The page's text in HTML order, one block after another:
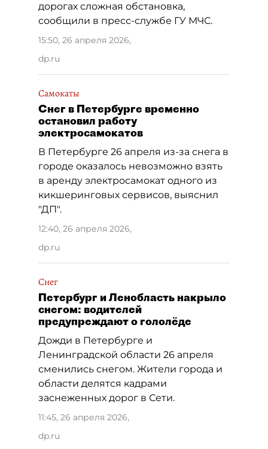
дорогах сложная обстановка,
сообщили в пресс-службе ГУ МЧС.
15:50, 26 апреля 2026,
dp.ru
Самокаты
Снег в Петербурге временно
остановил работу
электросамокатов
В Петербурге 26 апреля из-за снега в
городе оказалось невозможно взять
в аренду электросамокат одного из
кикшеринговых сервисов, выяснил
"ДП".
12:40, 26 апреля 2026,
dp.ru
Снег
Петербург и Ленобласть накрыло
снегом: водителей
предупреждают о гололёде
Дожди в Петербурге и
Ленинградской области 26 апреля
сменились снегом. Жители города и
области делятся кадрами
заснеженных дорог в Сети.
11:45, 26 апреля 2026,
dp.ru